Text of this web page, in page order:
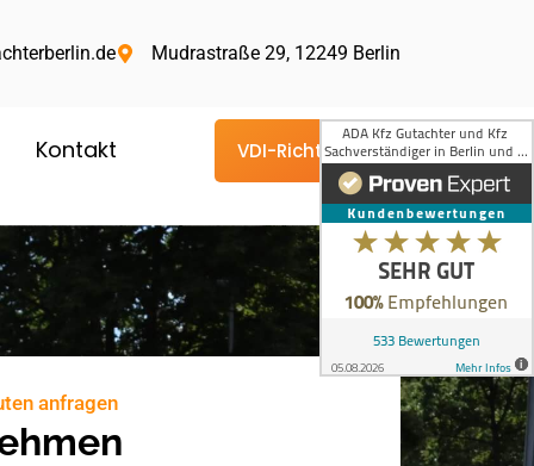
Mudrastraße 29, 12249 Berlin
Kontakt VDI-Richtlinie
anfragen